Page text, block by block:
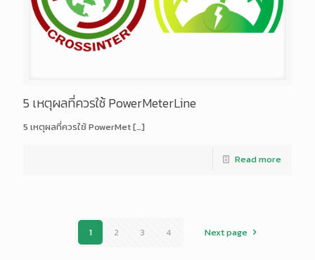
5 เหตุผลที่ควรใช้ PowerMeterLine
5 เหตุผลที่ควรใช้ PowerMet[…]
Read more
1 2 3 4 Next page